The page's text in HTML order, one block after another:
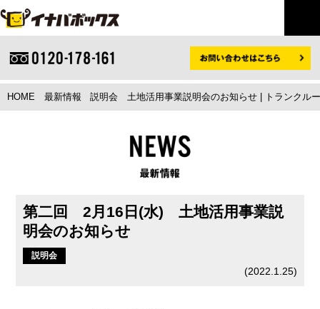
HOME 最新情報 説明会 土地活用事業説明会のお知らせ | トランクル
第二回 2月16日(水) 土地活用事業説
明会のお知らせ
説明会
(2022.1.25)